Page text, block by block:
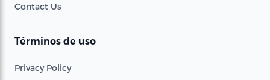
Contact Us
Términos de uso
Privacy Policy